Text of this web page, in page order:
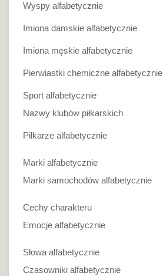
Wyspy alfabetycznie
Imiona damskie alfabetycznie
Imiona męskie alfabetycznie
Pierwiastki chemiczne alfabetycznie
Sport alfabetycznie
Nazwy klubów piłkarskich
Piłkarze alfabetycznie
Marki alfabetycznie
Marki samochodów alfabetycznie
Cechy charakteru
Emocje alfabetycznie
Słowa alfabetycznie
Czasowniki alfabetycznie